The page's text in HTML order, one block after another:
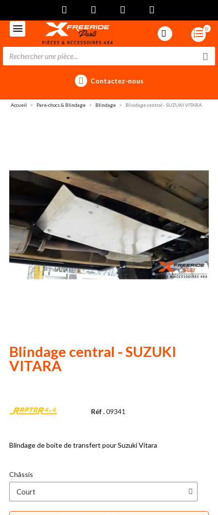
0
Contactez-nous
Accueil Pare-chocs & Blindage Blindage Blindage central - SUZUKI VITARA
Blindage central - SUZUKI
VITARA
Réf .09341
Blindage de boite de transfert pour Suzuki Vitara
Châssis